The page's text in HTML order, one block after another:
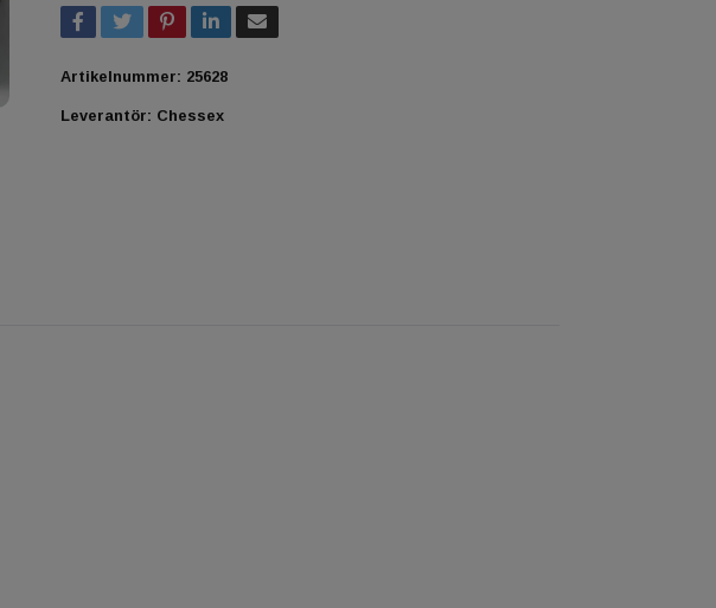
Artikelnummer: 25628
Leverantör: Chessex